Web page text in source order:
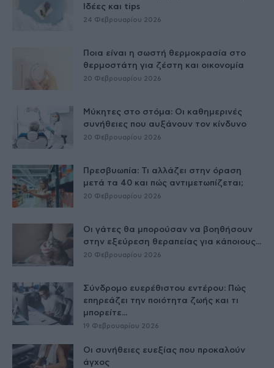
Ιδέες και tips
24 Φεβρουαρίου 2026
Ποια είναι η σωστή θερμοκρασία στο
θερμοστάτη για ζέστη και οικονομία
20 Φεβρουαρίου 2026
Μύκητες στο στόμα: Οι καθημερινές
συνήθειες που αυξάνουν τον κίνδυνο
20 Φεβρουαρίου 2026
Πρεσβυωπία: Τι αλλάζει στην όραση
μετά τα 40 και πώς αντιμετωπίζεται;
20 Φεβρουαρίου 2026
Οι γάτες θα μπορούσαν να βοηθήσουν
στην εξεύρεση θεραπείας για κάποιους...
20 Φεβρουαρίου 2026
Σύνδρομο ευερέθιστου εντέρου: Πώς
επηρεάζει την ποιότητα ζωής και τι
μπορείτε...
19 Φεβρουαρίου 2026
Οι συνήθειες ευεξίας που προκαλούν
άγχος